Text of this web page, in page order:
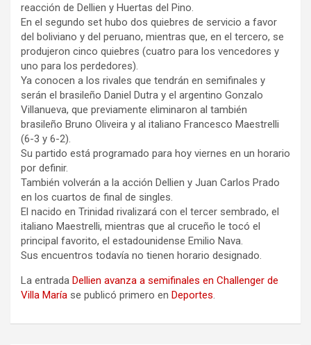
reacción de Dellien y Huertas del Pino.
En el segundo set hubo dos quiebres de servicio a favor
del boliviano y del peruano, mientras que, en el tercero, se
produjeron cinco quiebres (cuatro para los vencedores y
uno para los perdedores).
Ya conocen a los rivales que tendrán en semifinales y
serán el brasileño Daniel Dutra y el argentino Gonzalo
Villanueva, que previamente eliminaron al también
brasileño Bruno Oliveira y al italiano Francesco Maestrelli
(6-3 y 6-2).
Su partido está programado para hoy viernes en un horario
por definir.
También volverán a la acción Dellien y Juan Carlos Prado
en los cuartos de final de singles.
El nacido en Trinidad rivalizará con el tercer sembrado, el
italiano Maestrelli, mientras que al cruceño le tocó el
principal favorito, el estadounidense Emilio Nava.
Sus encuentros todavía no tienen horario designado.
La entrada Dellien avanza a semifinales en Challenger de
Villa María se publicó primero en Deportes.